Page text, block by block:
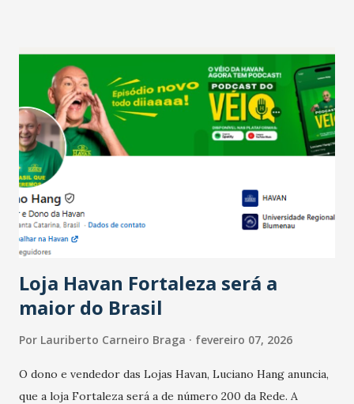
confraternizações de fim de ano e pelo pagamento do 13º
Salário para um número maior de trabalhadores, já que o
país tem a menor taxa de desemprego dos anos recentes.
Ainda segundo a Pesquisa, em novembro de 2025, 40% dos
bares e restaurantes operaram com lucro e outros 40%
registraram equilíbrio financeiro. Já o percentual de
estabelecimentos no prejuízo ficou em 19%, pouco abaixo
do observado no mês anterior. Outros 1% não existiam em
novembro. Em relação a outubro, o faturamento também
cresceu. De acordo com a pesquisa, 44% dos n...
Loja Havan Fortaleza será a
maior do Brasil
Por Lauriberto Carneiro Braga fevereiro 07, 2026
O dono e vendedor das Lojas Havan, Luciano Hang anuncia,
que a loja Fortaleza será a de número 200 da Rede. A